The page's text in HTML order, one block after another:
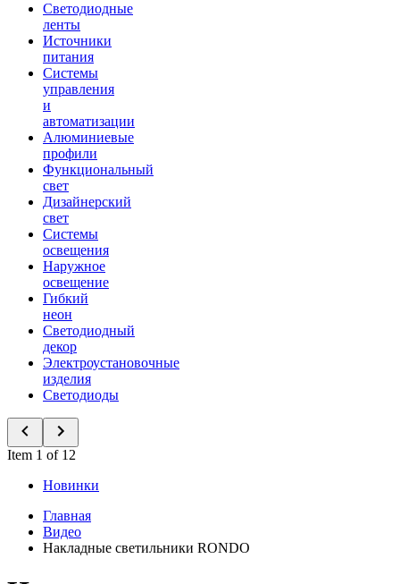
Светодиодные
ленты
Источники
питания
Системы
управления
и
автоматизации
Алюминиевые
профили
Функциональный
свет
Дизайнерский
свет
Системы
освещения
Наружное
освещение
Гибкий
неон
Светодиодный
декор
Электроустановочные
изделия
Светодиоды
Item 1 of 12
Новинки
Главная
Видео
Накладные светильники RONDO